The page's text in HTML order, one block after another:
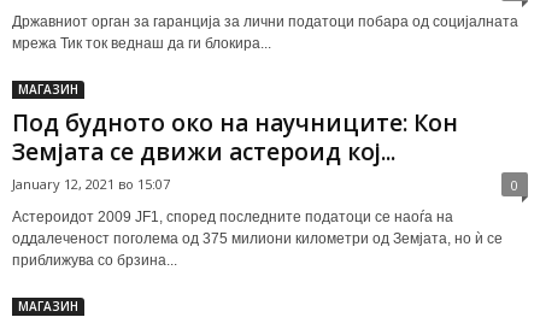
Државниот орган за гаранција за лични податоци побара од социјалната
мрежа Тик ток веднаш да ги блокира...
МАГАЗИН
Под будното око на научниците: Кон
Земјата се движи астероид кој...
January 12, 2021 во 15:07 0
Астероидот 2009 JF1, според последните податоци се наоѓа на
оддалеченост поголема од 375 милиони километри од Земјата, но ѝ се
приближува со брзина...
МАГАЗИН